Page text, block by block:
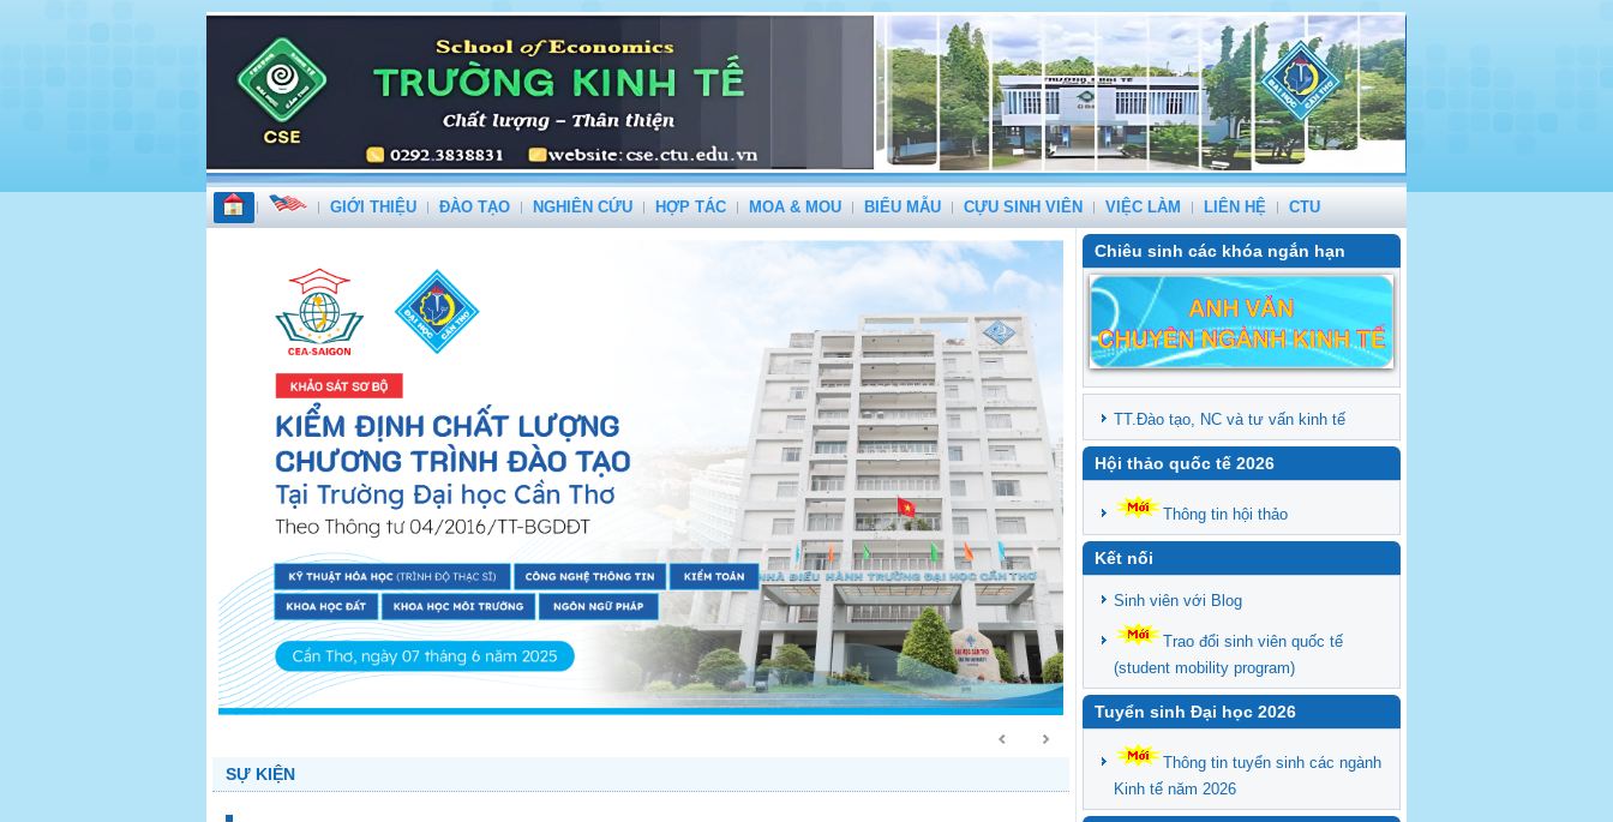
GIỚI THIỆU ĐÀO TẠO NGHIÊN CỨU HỢP TÁC MOA & MOU BIỂU MẪU CỰU SINH VIÊN VIỆC LÀM LIÊN HỆ CTU
SỰ KIỆN
Chiêu sinh các khóa ngắn hạn
TT.Đào tạo, NC và tư vấn kinh tế
Hội thảo quốc tế 2026
Thông tin hội thảo
Kết nối
Sinh viên với Blog
Trao đổi sinh viên quốc tế
(student mobility program)
Tuyển sinh Đại học 2026
Thông tin tuyển sinh các ngành
Kinh tế năm 2026